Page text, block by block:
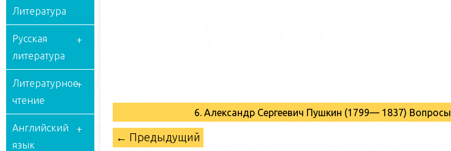
Литература
Русская
литература
Литературное
чтение
Английский
язык
6. Александр Сергеевич Пушкин (1799— 1837) Вопросы
← Предыдущий